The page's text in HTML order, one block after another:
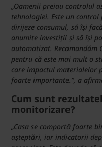
„Oamenii preiau controlul
tehnologiei. Este un
dirijeze consumul, să își
anumite investiții și să își
automatizat. Recomandăm
pentru că este mai mult o
care impactul materialelor
foarte importante.”, a
Cum sunt
monitorizare?
„Casa se comportă foarte
așteptări, iar indicatorii